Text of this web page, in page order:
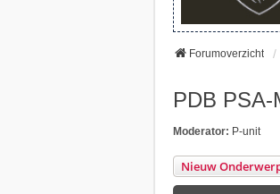
Forumoverzicht
PDB PSA-
Moderator: P-unit
Nieuw